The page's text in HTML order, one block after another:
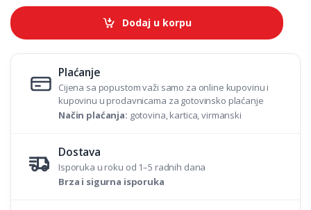
t
i
Dodaj u korpu
Plaćanje
Cijena sa popustom važi samo za online kupovinu i
kupovinu u prodavnicama za gotovinsko plaćanje
Način plaćanja: gotovina, kartica, virmanski
Dostava
Isporuka u roku od 1–5 radnih dana
Brza i sigurna isporuka